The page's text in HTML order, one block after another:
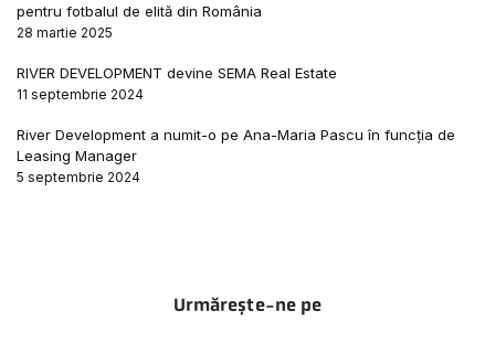
pentru fotbalul de elită din România
28 martie 2025
RIVER DEVELOPMENT devine SEMA Real Estate
11 septembrie 2024
River Development a numit-o pe Ana-Maria Pascu în funcția de
Leasing Manager
5 septembrie 2024
Urmărește-ne pe